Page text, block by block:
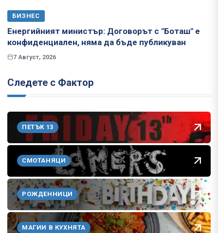
БИЗНЕС
Енергийният министър: Договорът с "Боташ" е
конфиденциален, няма да бъде публикуван
7 Август, 2026
Следете с Фактор
ПЕТЪК 13
СМОТАНЯЦИ
РОЖДЕННИЦИ
МАГИИ В КУХНЯТА